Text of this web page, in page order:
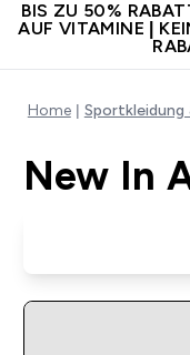
BIS ZU 50%
AUF VITAMINE |
Home Sportkleidung
New In